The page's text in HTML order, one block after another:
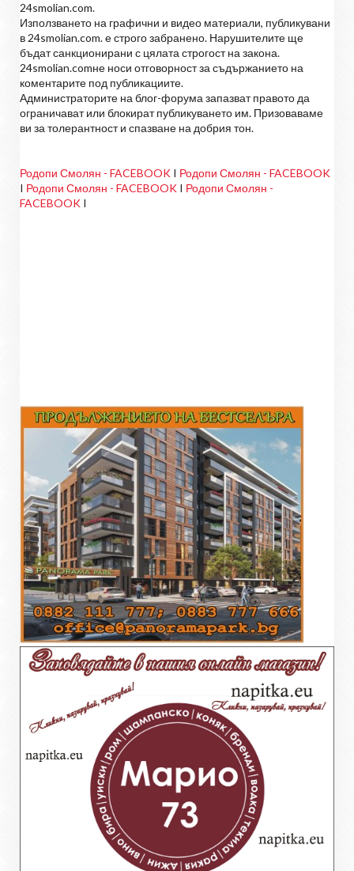
24smolian.com.
Използването на графични и видео материали, публикувани
в 24smolian.com. е строго забранено. Нарушителите ще
бъдат санкционирани с цялата строгост на закона.
24smolian.comне носи отговорност за съдържанието на
коментарите под публикациите.
Администраторите на блог-форума запазват правото да
ограничават или блокират публикуването им. Призоваваме
ви за толерантност и спазване на добрия тон.
Родопи Смолян - FACEBOOK I Родопи Смолян - FACEBOOK
I Родопи Смолян - FACEBOOK I Родопи Смолян -
FACEBOOK I